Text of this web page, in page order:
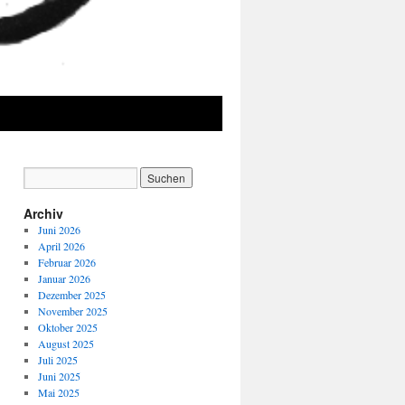
Archiv
Juni 2026
April 2026
Februar 2026
Januar 2026
Dezember 2025
November 2025
Oktober 2025
August 2025
Juli 2025
Juni 2025
Mai 2025